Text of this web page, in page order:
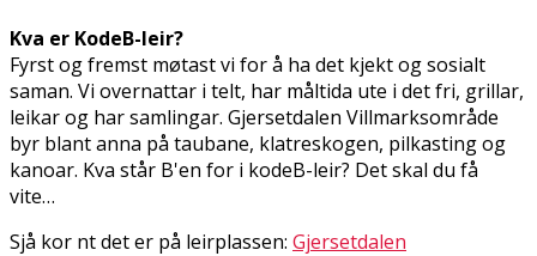
Kva er KodeB-leir?
Fyrst og fremst møtast vi for å ha det kjekt og sosialt
saman. Vi overnattar i telt, har måltida ute i det fri, grillar,
leikar og har samlingar. Gjersetdalen Villmarksområde
byr blant anna på taubane, klatreskogen, pilkasting og
kanoar. Kva står B'en for i kodeB-leir? Det skal du få
vite…
Sjå kor fint det er på leirplassen: Gjersetdalen